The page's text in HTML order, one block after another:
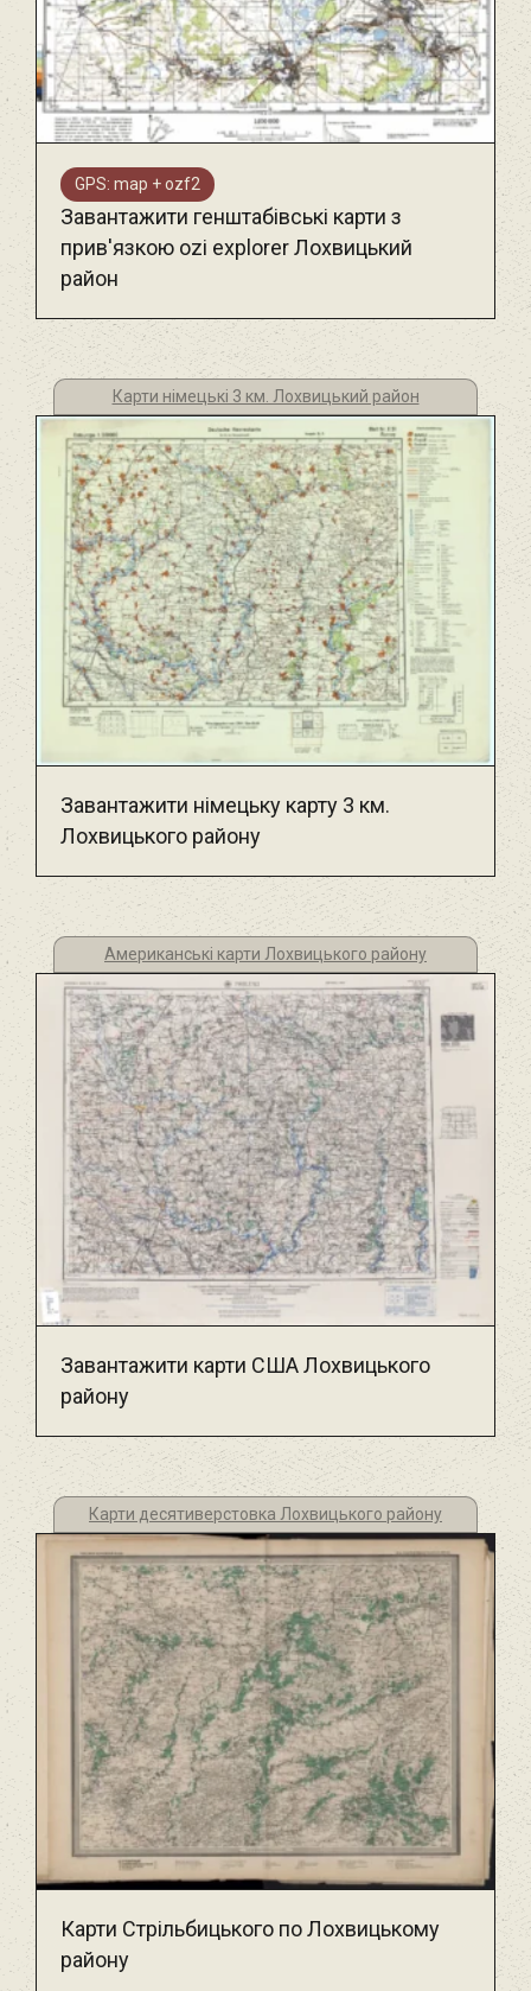
GPS: map + ozf2
Завантажити генштабівські карти з
прив'язкою ozi explorer Лохвицький
район
Карти німецькі 3 км. Лохвицький район
Завантажити німецьку карту 3 км.
Лохвицького району
Американські карти Лохвицького району
Завантажити карти США Лохвицького
району
Карти десятиверстовка Лохвицького району
Карти Стрільбицького по Лохвицькому
району